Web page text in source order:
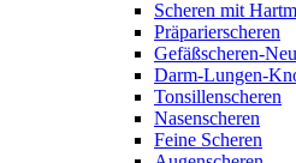
Scheren mit
Präparierscheren
Gefäßscheren-
Darm-Lungen-
Tonsillenscheren
Nasenscheren
Feine Scheren